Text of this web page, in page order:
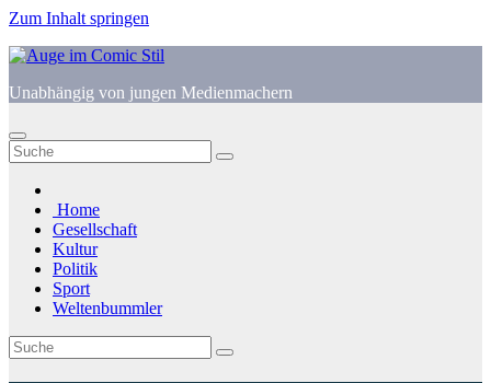
Zum Inhalt springen
Unabhängig von jungen Medienmachern
Home
Gesellschaft
Kultur
Politik
Sport
Weltenbummler